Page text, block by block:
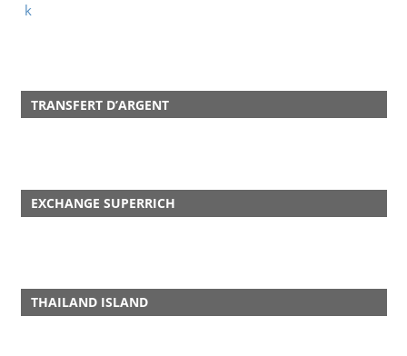
TRANSFERT D’ARGENT
EXCHANGE SUPERRICH
THAILAND ISLAND